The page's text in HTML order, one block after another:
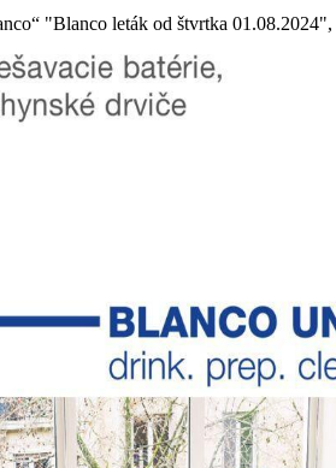
"Blanco leták od štvrtka